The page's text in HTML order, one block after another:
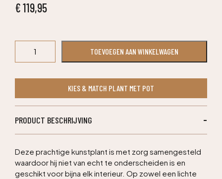
€119,95
kunstpalm
aantal
TOEVOEGEN AAN WINKELWAGEN
KIES & MATCH PLANT MET POT
PRODUCT BESCHRIJVING
Deze prachtige kunstplant is met zorg samengesteld
waardoor hij niet van echt te onderscheiden is en
geschikt voor bijna elk interieur. Op zowel een lichte